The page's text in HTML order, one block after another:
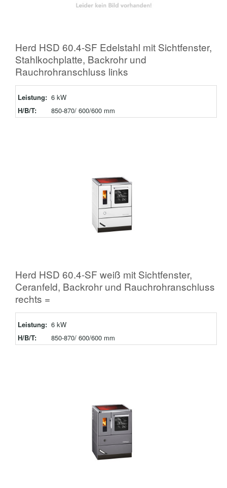
Herd HSD 60.4-SF Edelstahl mit Sichtfenster,
Stahlkochplatte, Backrohr und
Rauchrohranschluss links
Leistung: 6 kW
H/B/T:
850-870/ 600/600 mm
Herd HSD 60.4-SF weiß mit Sichtfenster,
Ceranfeld, Backrohr und Rauchrohranschluss
rechts =
Leistung: 6 kW
H/B/T:
850-870/ 600/600 mm